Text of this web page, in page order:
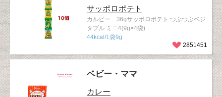
サッポロポテト
カルビー 36gサッポロポテト つぶつぶベジ
タブル ミニ4(9g×4袋)
44kcal/1袋9g
2851451
ベビー・ママ
カレー